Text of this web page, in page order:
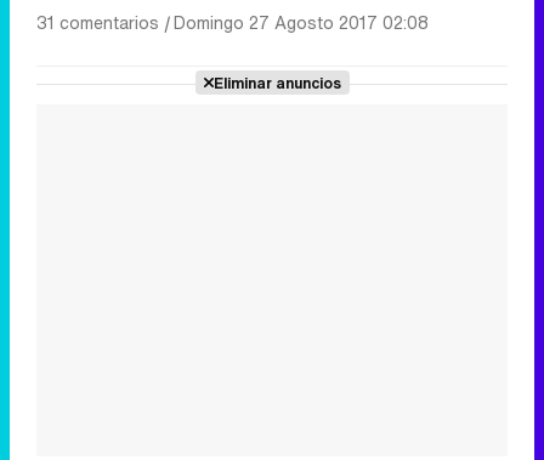
31 comentarios |Domingo 27 Agosto 2017 02:08
Eliminar anuncios